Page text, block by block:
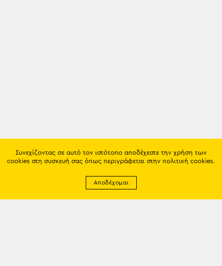
Συνεχίζοντας σε αυτό τον ιστότοπο αποδέχεστε την χρήση των
cookies στη συσκευή σας όπως περιγράφεται στην πολιτική cookies.
Αποδέχομαι